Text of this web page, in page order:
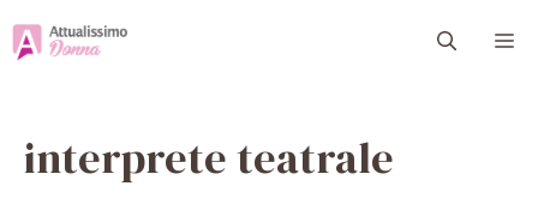
interprete teatrale